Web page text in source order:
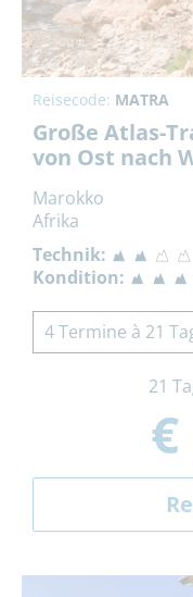
Reisecode: MATRA
Große Atlas-
von Ost nach
Marokko
Afrika
Technik:
Kondition:
4 Termine à 21
21
€